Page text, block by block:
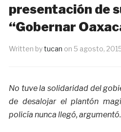
presentación de
“Gobernar
Written bytucan on 5 agosto,
No tuve la solidaridad del
de desalojar el plantón
policía nunca llegó, argumentó.